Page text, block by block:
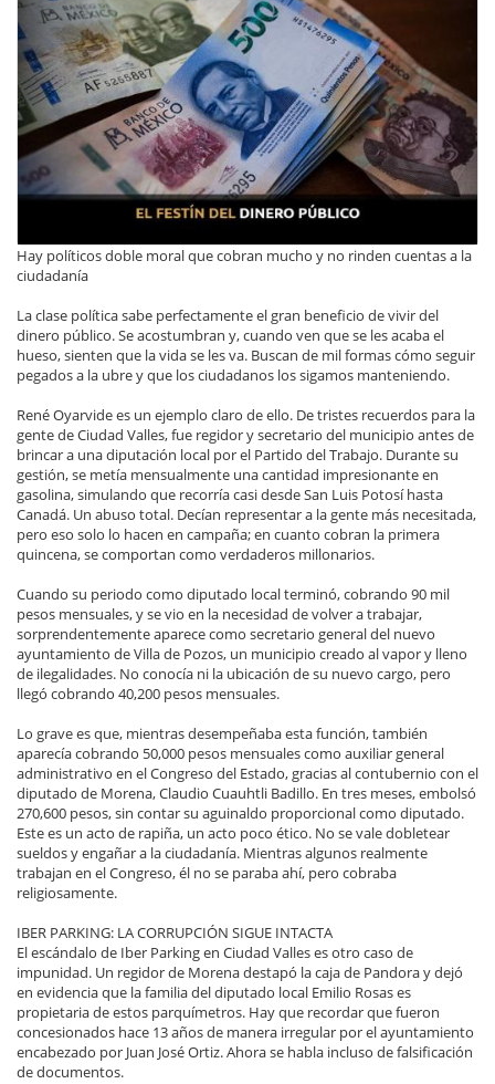
Hay políticos doble moral que cobran mucho y no rinden cuentas a la
ciudadanía
La clase política sabe perfectamente el gran beneficio de vivir del
dinero público. Se acostumbran y, cuando ven que se les acaba el
hueso, sienten que la vida se les va. Buscan de mil formas cómo seguir
pegados a la ubre y que los ciudadanos los sigamos manteniendo.
René Oyarvide es un ejemplo claro de ello. De tristes recuerdos para la
gente de Ciudad Valles, fue regidor y secretario del municipio antes de
brincar a una diputación local por el Partido del Trabajo. Durante su
gestión, se metía mensualmente una cantidad impresionante en
gasolina, simulando que recorría casi desde San Luis Potosí hasta
Canadá. Un abuso total. Decían representar a la gente más necesitada,
pero eso solo lo hacen en campaña; en cuanto cobran la primera
quincena, se comportan como verdaderos millonarios.
Cuando su periodo como diputado local terminó, cobrando 90 mil
pesos mensuales, y se vio en la necesidad de volver a trabajar,
sorprendentemente aparece como secretario general del nuevo
ayuntamiento de Villa de Pozos, un municipio creado al vapor y lleno
de ilegalidades. No conocía ni la ubicación de su nuevo cargo, pero
llegó cobrando 40,200 pesos mensuales.
Lo grave es que, mientras desempeñaba esta función, también
aparecía cobrando 50,000 pesos mensuales como auxiliar general
administrativo en el Congreso del Estado, gracias al contubernio con el
diputado de Morena, Claudio Cuauhtli Badillo. En tres meses, embolsó
270,600 pesos, sin contar su aguinaldo proporcional como diputado.
Este es un acto de rapiña, un acto poco ético. No se vale dobletear
sueldos y engañar a la ciudadanía. Mientras algunos realmente
trabajan en el Congreso, él no se paraba ahí, pero cobraba
religiosamente.
IBER PARKING: LA CORRUPCIÓN SIGUE INTACTA
El escándalo de Iber Parking en Ciudad Valles es otro caso de
impunidad. Un regidor de Morena destapó la caja de Pandora y dejó
en evidencia que la familia del diputado local Emilio Rosas es
propietaria de estos parquímetros. Hay que recordar que fueron
concesionados hace 13 años de manera irregular por el ayuntamiento
encabezado por Juan José Ortiz. Ahora se habla incluso de falsificación
de documentos.